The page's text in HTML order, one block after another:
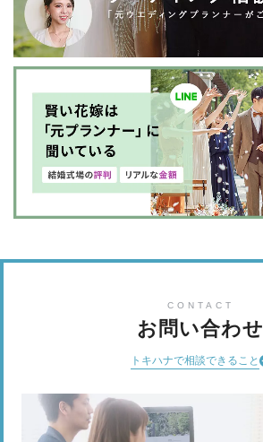
CONTACT
お問い合わせ
トキハナで相談できること